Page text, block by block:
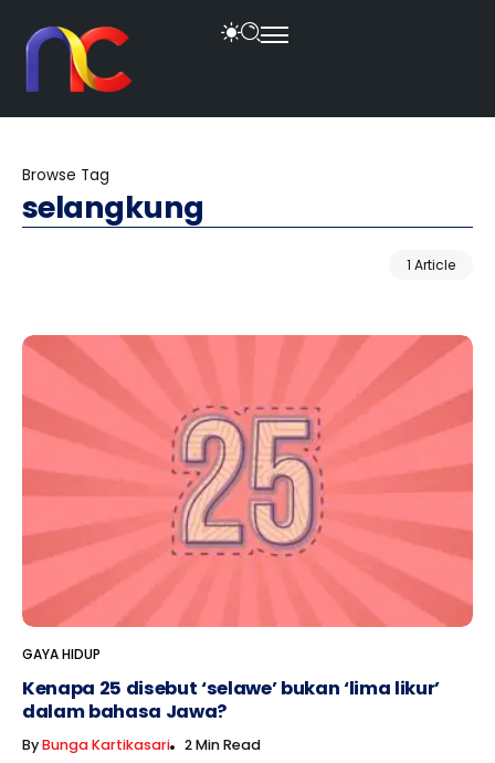
Browse Tag
selangkung
1 Article
GAYA HIDUP
Kenapa 25 disebut ‘selawe’ bukan ‘lima likur’
dalam bahasa Jawa?
ByBunga Kartikasari 2 Min Read